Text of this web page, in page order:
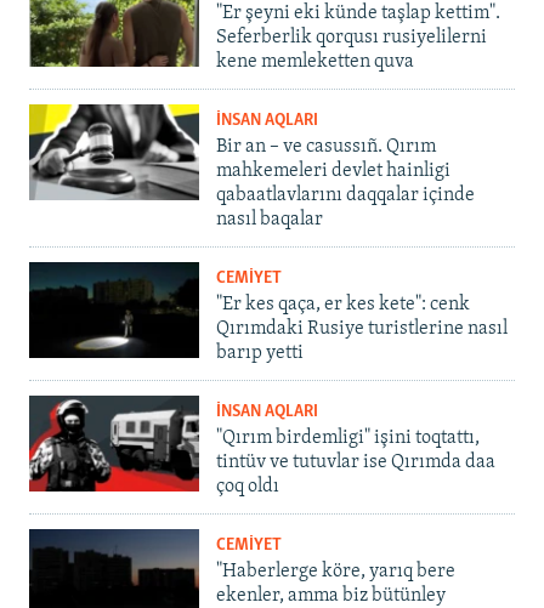
"Er şeyni eki künde taşlap kettim".
Seferberlik qorqusı rusiyelilerni
kene memleketten quva
İNSAN AQLARI
Bir an – ve casussıñ. Qırım
mahkemeleri devlet hainligi
qabaatlavlarını daqqalar içinde
nasıl baqalar
CEMİYET
"Er kes qaça, er kes kete": cenk
Qırımdaki Rusiye turistlerine nasıl
barıp yetti
İNSAN AQLARI
"Qırım birdemligi" işini toqtattı,
tintüv ve tutuvlar ise Qırımda daa
çoq oldı
CEMİYET
"Haberlerge köre, yarıq bere
ekenler, amma biz bütünley